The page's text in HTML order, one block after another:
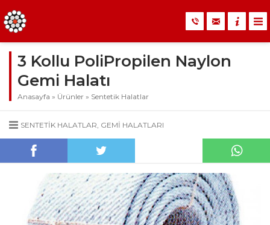
3 Kollu PoliPropilen Naylon
Gemi Halatı
Anasayfa » Ürünler » Sentetik Halatlar
SENTETIK HALATLAR, GEMI HALATLARI